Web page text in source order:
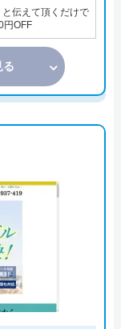
伝えて頂くだけで
円OFF
る